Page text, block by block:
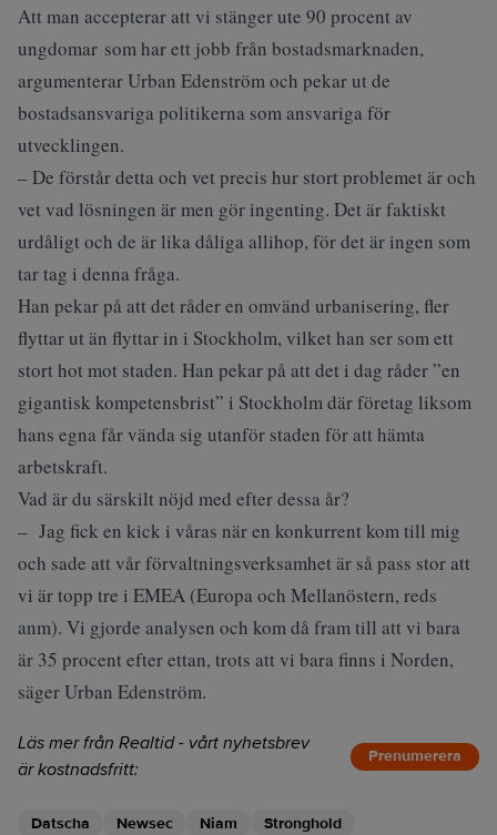
Att man accepterar att vi stänger ute 90 procent av
ungdomar som har ett jobb från bostadsmarknaden,
argumenterar Urban Edenström och pekar ut de
bostadsansvariga politikerna som ansvariga för
utvecklingen.
– De förstår detta och vet precis hur stort problemet är och
vet vad lösningen är men gör ingenting. Det är faktiskt
urdåligt och de är lika dåliga allihop, för det är ingen som
tar tag i denna fråga.
Han pekar på att det råder en omvänd urbanisering, fler
flyttar ut än flyttar in i Stockholm, vilket han ser som ett
stort hot mot staden. Han pekar på att det i dag råder ”en
gigantisk kompetensbrist” i Stockholm där företag liksom
hans egna får vända sig utanför staden för att hämta
arbetskraft.
Vad är du särskilt nöjd med efter dessa år?
– Jag fick en kick i våras när en konkurrent kom till mig
och sade att vår förvaltningsverksamhet är så pass stor att
vi är topp tre i EMEA (Europa och Mellanöstern, reds
anm). Vi gjorde analysen och kom då fram till att vi bara
är 35 procent efter ettan, trots att vi bara finns i Norden,
säger Urban Edenström.
Läs mer från Realtid - vårt nyhetsbrev
är kostnadsfritt:
Prenumerera
Datscha Newsec Niam
Stronghold